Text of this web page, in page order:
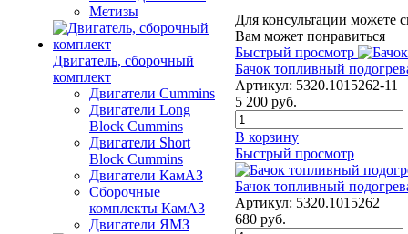
Метизы
Двигатель, сборочный
комплект
Двигатели Cummins
Двигатели Long
Bloсk Cummins
Двигатели Short
Bloсk Cummins
Двигатели КамАЗ
Сборочные
комплекты КамАЗ
Двигатели ЯМЗ
Для консультации можете
Вам может понравиться
Быстрый просмотр
Бачок топливный
Артикул: 5320.1015262-11
5 200 руб.
В корзину
Быстрый просмотр
Бачок топливный
Артикул: 5320.1015262
680 руб.